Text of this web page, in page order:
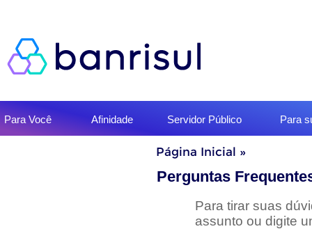
do
menu
Para Você Afinidade Servidor Público Para
Início
doPágina Inicial »
Perguntas
Para tirar suas
assunto ou digite